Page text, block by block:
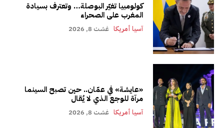
كولومبيا تغيّر البوصلة… وتعترف بسيادة
المغرب على الصحراء
آسيا أمريكا غشت 8, 2026
«عايشة» في عمّان.. حين تصبح السينما
مرآة للوجع الذي لا يُقال
آسيا أمريكا غشت 8, 2026